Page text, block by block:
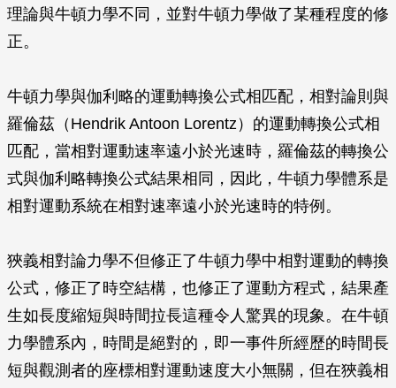
理論與牛頓力學不同，並對牛頓力學做了某種程度的修
正。
牛頓力學與伽利略的運動轉換公式相匹配，相對論則與
羅倫茲（Hendrik Antoon Lorentz）的運動轉換公式相
匹配，當相對運動速率遠小於光速時，羅倫茲的轉換公
式與伽利略轉換公式結果相同，因此，牛頓力學體系是
相對運動系統在相對速率遠小於光速時的特例。
狹義相對論力學不但修正了牛頓力學中相對運動的轉換
公式，修正了時空結構，也修正了運動方程式，結果產
生如長度縮短與時間拉長這種令人驚異的現象。在牛頓
力學體系內，時間是絕對的，即一事件所經歷的時間長
短與觀測者的座標相對運動速度大小無關，但在狹義相